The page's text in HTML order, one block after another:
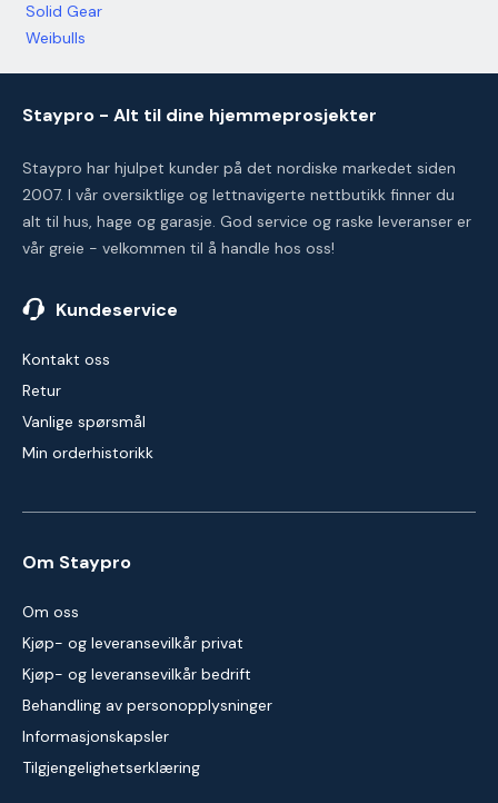
Solid Gear
Weibulls
Staypro - Alt til dine hjemmeprosjekter
Staypro har hjulpet kunder på det nordiske markedet siden
2007. I vår oversiktlige og lettnavigerte nettbutikk finner du
alt til hus, hage og garasje. God service og raske leveranser er
vår greie - velkommen til å handle hos oss!
Kundeservice
Kontakt oss
Retur
Vanlige spørsmål
Min orderhistorikk
Om Staypro
Om oss
Kjøp- og leveransevilkår privat
Kjøp- og leveransevilkår bedrift
Behandling av personopplysninger
Informasjonskapsler
Tilgjengelighetserklæring